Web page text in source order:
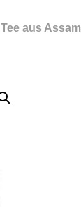
Tee aus